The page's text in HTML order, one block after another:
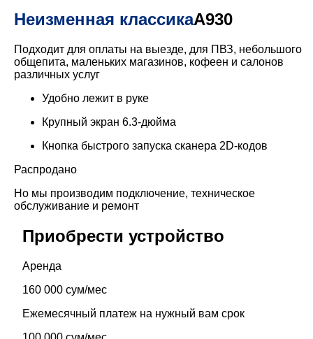
Неизменная классикаA930
Подходит для оплаты на выезде, для ПВЗ, небольшого
общепита, маленьких магазинов, кофеен и салонов
различных услуг
Удобно лежит в руке
Крупный экран 6.3-дюйма
Кнопка быстрого запуска сканера 2D-кодов
Распродано
Но мы производим подключение, техническое
обслуживание и ремонт
Приобрести устройство
Аренда
160 000 сум/мес
Ежемесячный платеж на нужный вам срок